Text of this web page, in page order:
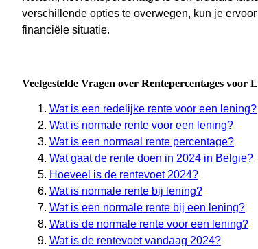
verschillende opties te overwegen, kun je
financiële situatie.
Veelgestelde Vragen over Rentepercentages voor
Wat is een redelijke rente voor een lening?
Wat is normale rente voor een lening?
Wat is een normaal rente percentage?
Wat gaat de rente doen in 2024 in Belgie?
Hoeveel is de rentevoet 2024?
Wat is normale rente bij lening?
Wat is een normale rente bij een lening?
Wat is de normale rente voor een lening?
Wat is de rentevoet vandaag 2024?